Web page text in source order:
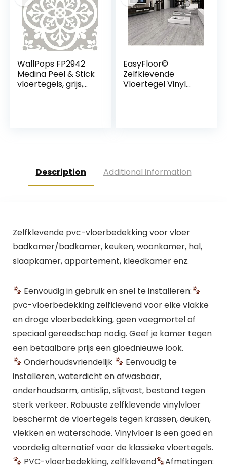
bitumen rug,
(antraciet)
WallPops FP2942
Medina Peel & Stick
vloertegels, grijs,
EasyFloor©
Zelfklevende
Vloertegel Vinyl
Vloerplanken
Description Additional information
Zelfklevende pvc-vloerbedekking voor vloer
badkamer/badkamer, keuken, woonkamer, hal,
slaapkamer, appartement, kleedkamer enz.
Eenvoudig in gebruik en snel te installeren:
pvc-vloerbedekking zelfklevend voor elke vlakke
en droge vloerbedekking, geen voegmortel of
speciaal gereedschap nodig. Geef je kamer tegen
een betaalbare prijs een gloednieuwe look.
Onderhoudsvriendelijk
Eenvoudig te
installeren, waterdicht en afwasbaar,
onderhoudsarm, antislip, slijtvast, bestand tegen
sterk verkeer. Robuuste zelfklevende vinylvloer
beschermt de vloertegels tegen krassen, deuken,
vlekken en waterschade. Vinylvloer is een goed en
voordelig alternatief voor de klassieke vloertegels.
PVC-vloerbedekking, zelfklevend
Afmetingen: